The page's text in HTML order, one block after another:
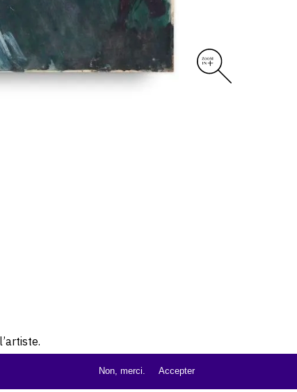
Non, merci. Accepter